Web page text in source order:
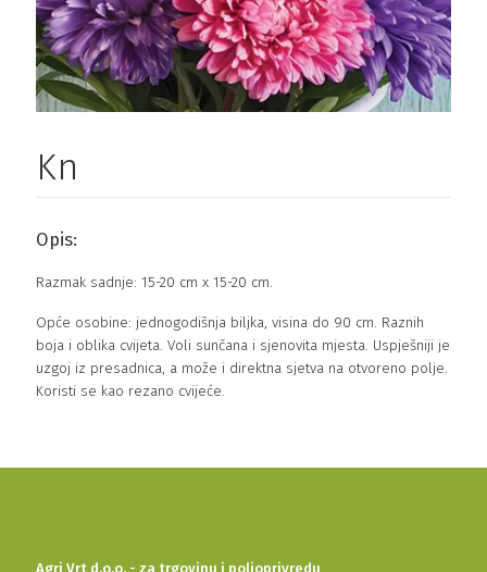
Kn
Opis:
Razmak sadnje: 15-20 cm x 15-20 cm.
Opće osobine: jednogodišnja biljka, visina do 90 cm. Raznih
boja i oblika cvijeta. Voli sunčana i sjenovita mjesta. Uspješniji je
uzgoj iz presadnica, a može i direktna sjetva na otvoreno polje.
Koristi se kao rezano cvijeće.
Agri Vrt d.o.o. - za trgovinu i poljoprivredu